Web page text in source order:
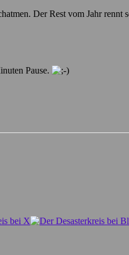
Der Rest vom Jahr rennt
Pause.